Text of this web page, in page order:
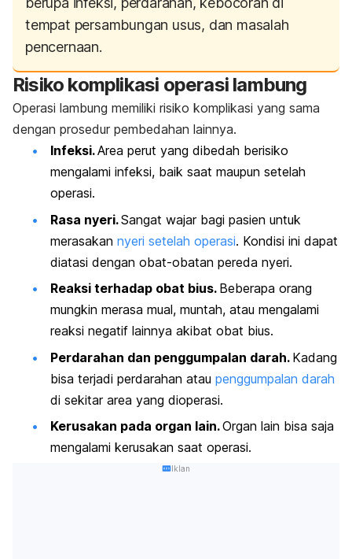
tempat persambungan usus, dan masalah
pencernaan.
Risiko komplikasi operasi lambung
Operasi lambung memiliki risiko komplikasi yang sama
dengan prosedur pembedahan lainnya.
Infeksi.Area perut yang dibedah berisiko
mengalami infeksi, baik saat maupun setelah
operasi.
Rasa nyeri.Sangat wajar bagi pasien untuk
merasakan nyeri setelah operasi. Kondisi ini dapat
diatasi dengan obat-obatan pereda nyeri.
Reaksi terhadap obat bius. Beberapa orang
mungkin merasa mual, muntah, atau mengalami
reaksi negatif lainnya akibat obat bius.
Perdarahan dan penggumpalan darah. Kadang
bisa terjadi perdarahan atau penggumpalan darah
di sekitar area yang dioperasi.
Kerusakan pada organ lain.Organ lain bisa saja
mengalami kerusakan saat operasi.
Iklan